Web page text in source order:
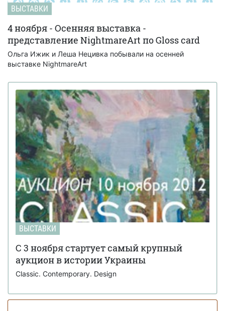
ВЫСТАВКИ
4 ноября - Осенняя выставка -
представление NightmareArt по Gloss card
Ольга Ижик и Леша Нецивка побывали на осенней
выставке NightmareArt
ВЫСТАВКИ
C 3 ноября стартует самый крупный
аукцион в истории Украины
Classic. Contemporary. Design